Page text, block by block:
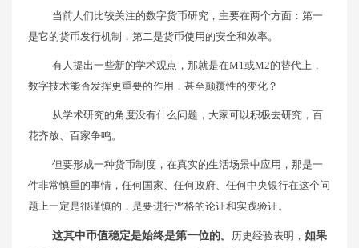
当前人们比较关注的数字货币研究，主要在两个方面：第一
是它的货币发行机制，第二是货币使用的安全和效率。
有人提出一些新的学术观点，那就是在M1或M2的替代上，
数字技术能否发挥更重要的作用，甚至颠覆性的变化？
从学术研究的角度没有什么问题，大家可以积极去研究，百
花齐放、百家争鸣。
但要形成一种货币制度，在真实的生活场景中应用，那是一
件非常慎重的事情，任何国家、任何政府、任何中央银行在这个问
题上一定是很谨慎的，是要进行严格的论证和实践验证。
这其中币值稳定是始终是第一位的。 历史经验表明， 如果